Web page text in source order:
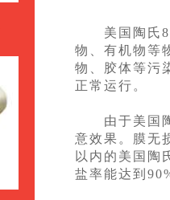
美国陶氏
物、有机物等
物、胶体等污
正常运行。
由于美国陶
意效果。膜无
以内的美国陶
盐率能达到